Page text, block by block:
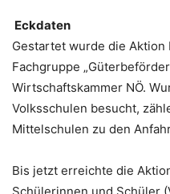
Eckdaten
Gestartet wurde die Aktion
Fachgruppe
Wirtschaftskammer NÖ.
Volksschulen besucht,
Mittelschulen zu den
Bis jetzt erreichte die